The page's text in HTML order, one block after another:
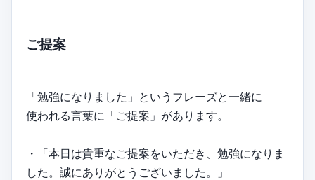
ご提案
「勉強になりました」というフレーズと一緒に
使われる言葉に「ご提案」があります。
・「本日は貴重なご提案をいただき、勉強になりま
した。誠にありがとうございました。」